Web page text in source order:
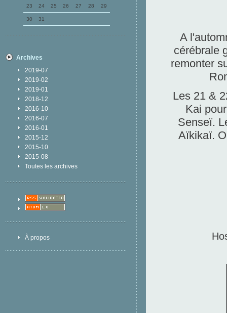
23 24 25 26 27 28 29
30 31
Archives
2019-07
2019-02
2019-01
2018-12
2016-10
2016-07
2016-01
2015-12
2015-10
2015-08
Toutes les archives
À propos
A
cérébrale
remonter
Les 21 &
Kai
Senseï.
Aïkikaï.